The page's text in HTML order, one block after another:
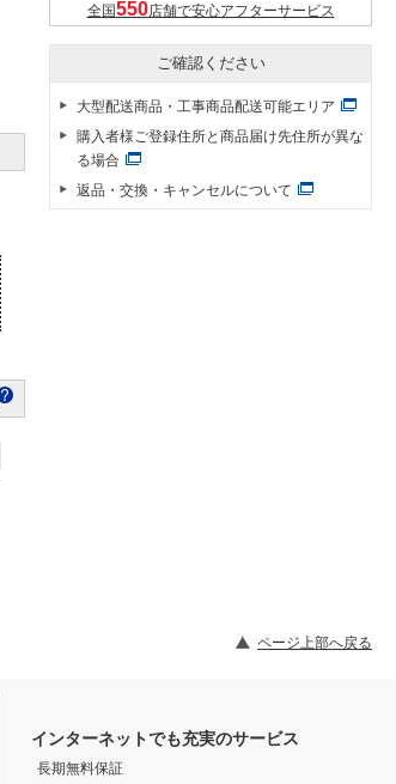
全国 店舗で安心アフターサービス
ご確認ください
大型配送商品・工事商品配送可能エリア
購入者様ご登録住所と商品届け先住所が異な
る場合
返品・交換・キャンセルについて
ページ上部へ戻る
インターネットでも充実のサービス
長期無料保証